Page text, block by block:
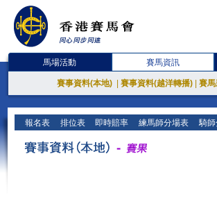
馬場活動 賽馬資訊
賽事資料(本地) 賽事資料(越洋轉播) 賽馬
報名表 排位表 即時賠率 練馬師分場表 騎師